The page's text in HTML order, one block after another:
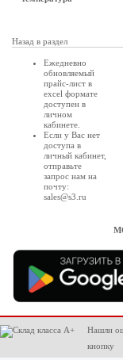
Назад в раздел
Ежедневно
обновляемый
прайс-лист в
excel формате
доступен в
личном
кабинете
Если у Вас нет
доступа в
личный кабинет,
отправьте
запрос нам на
почту:
sales@s3.ru
Нашли
кнопку